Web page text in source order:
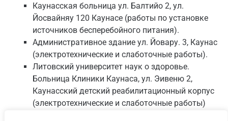
Каунасская больница ул. Балтийо 2, ул.
Йосвайняу 120 Каунасе (работы по установке
источников бесперебойного питания).
Административное здание ул. Йовару. 3, Каунас
(электротехнические и слаботочные работы).
Литовский университет наук о здоровье.
Больницa Клиники Каунаса, ул. Эивеню 2,
Каунасский детский реабилитационный корпус
(электротехнические и слаботочные работы)